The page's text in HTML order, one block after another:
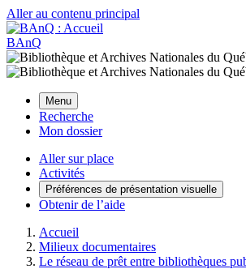
Aller au contenu principal
BAnQ
Menu
Recherche
Mon dossier
Aller sur place
Activités
Préférences de présentation visuelle
Obtenir de l’aide
Accueil
Milieux documentaires
Le réseau de prêt entre bibliothèques